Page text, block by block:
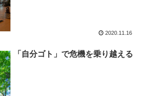
2020.11.16
「自分ゴト」で危機を乗り越える